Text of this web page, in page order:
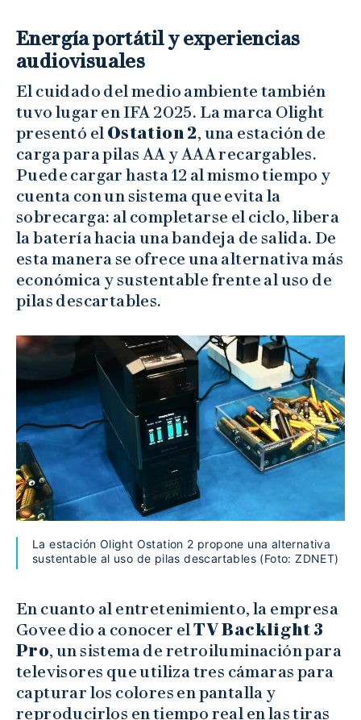
Energía portátil y experiencias
audiovisuales
El cuidado del medio ambiente también
tuvo lugar en IFA 2025. La marca Olight
presentó el Ostation 2, una estación de
carga para pilas AA y AAA recargables.
Puede cargar hasta 12 al mismo tiempo y
cuenta con un sistema que evita la
sobrecarga: al completarse el ciclo, libera
la batería hacia una bandeja de salida. De
esta manera se ofrece una alternativa más
económica y sustentable frente al uso de
pilas descartables.
La estación Olight Ostation 2 propone una alternativa
sustentable al uso de pilas descartables (Foto: ZDNET)
En cuanto al entretenimiento, la empresa
Govee dio a conocer elTV Backlight 3
Pro, un sistema de retroiluminación para
televisores que utiliza tres cámaras para
capturar los colores en pantalla y
reproducirlos en tiempo real en las tiras